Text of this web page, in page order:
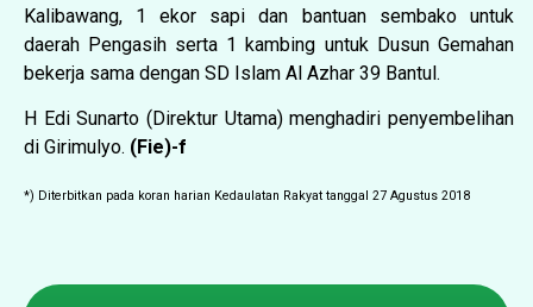
Kalibawang, 1 ekor sapi dan bantuan sembako untuk
daerah Pengasih serta 1 kambing untuk Dusun Gemahan
bekerja sama dengan SD Islam Al Azhar 39 Bantul.
H Edi Sunarto (Direktur Utama) menghadiri penyembelihan
di Girimulyo. (Fie)-f
*) Diterbitkan pada koran harian Kedaulatan Rakyat tanggal 27 Agustus 2018